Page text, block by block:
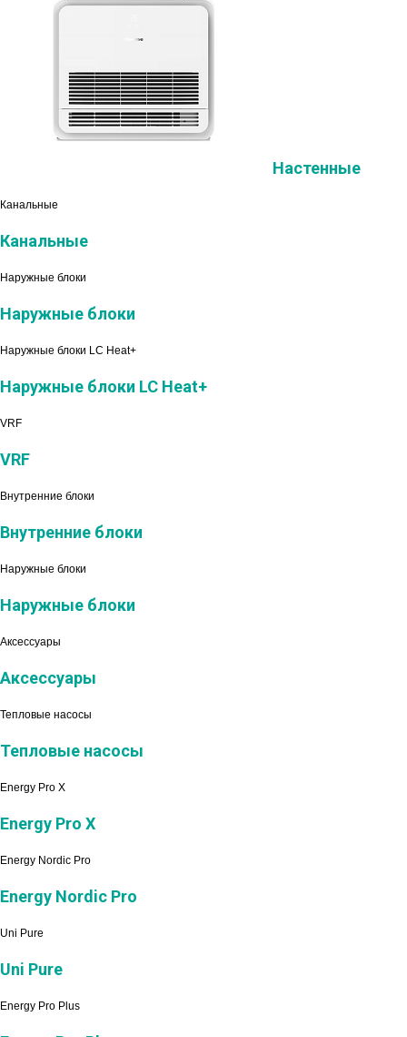
Настенные
Канальные
Канальные
Наружные блоки
Наружные блоки
Наружные блоки LC Heat+
Наружные блоки LC Heat+
VRF
VRF
Внутренние блоки
Внутренние блоки
Наружные блоки
Наружные блоки
Аксессуары
Аксессуары
Тепловые насосы
Тепловые насосы
Energy Pro X
Energy Pro X
Energy Nordic Pro
Energy Nordic Pro
Uni Pure
Uni Pure
Energy Pro Plus